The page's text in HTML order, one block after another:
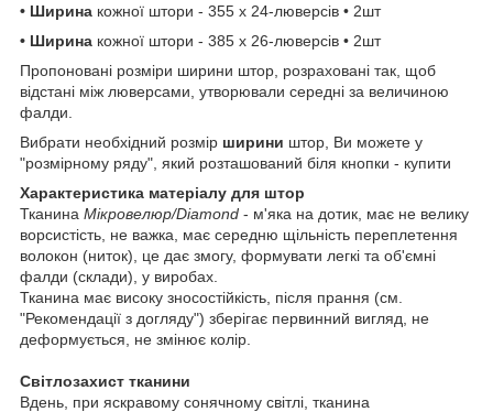
• Ширина кожної штори - 355 х 24-люверсів • 2шт
• Ширина кожної штори - 385 х 26-люверсів • 2шт
Пропоновані розміри ширини штор, розраховані так, щоб
відстані між люверсами, утворювали середні за величиною
фалди.
Вибрати необхідний розмір ширини штор, Ви можете у
"розмірному ряду", який розташований біля кнопки - купити
Характеристика матеріалу для штор
Тканина Мікровелюр/Diamond - м'яка на дотик, має не велику
ворсистість, не важка, має середню щільність переплетення
волокон (ниток), це дає змогу, формувати легкі та об'ємні
фалди (склади), у виробах.
Тканина має високу зносостійкість, після прання (см.
"Рекомендації з догляду") зберігає первинний вигляд, не
деформується, не змінює колір.
Світлозахист тканини
Вдень, при яскравому сонячному світлі, тканина